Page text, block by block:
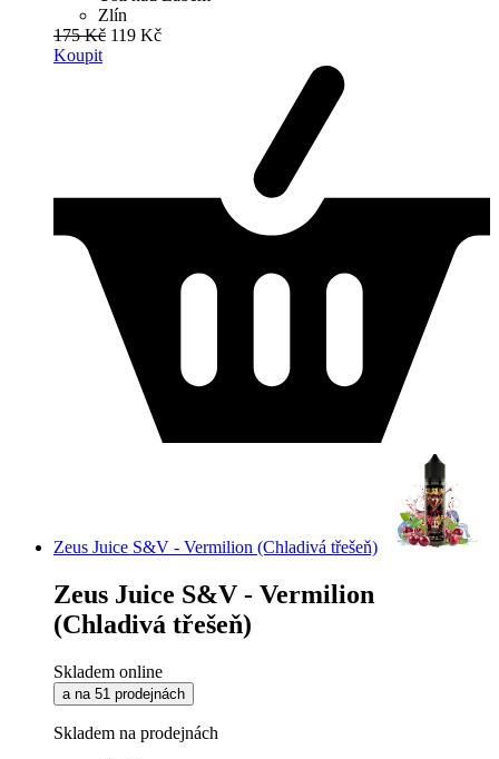
Zlín
175 Kč 119 Kč
Koupit
Zeus Juice S&V - Vermilion (Chladivá třešeň)
Zeus Juice S&V - Vermilion
(Chladivá třešeň)
Skladem online
a na 51 prodejnách
Skladem na prodejnách